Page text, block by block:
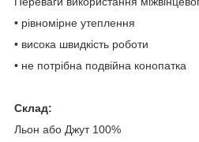
• рівномірне утеплення
• висока швидкість роботи
• не потрібна подвійна конопатка
Склад:
Льон або Джут 100%